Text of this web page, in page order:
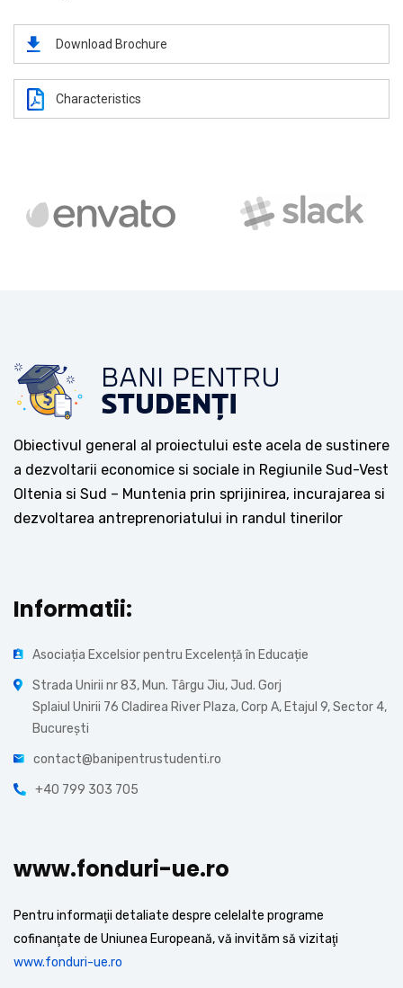
Download Brochure
Characteristics
Obiectivul general al proiectului este acela de sustinere
a dezvoltarii economice si sociale in Regiunile Sud-Vest
Oltenia si Sud – Muntenia prin sprijinirea, incurajarea si
dezvoltarea antreprenoriatului in randul tinerilor
Informatii:
Asociația Excelsior pentru Excelență în Educație
Strada Unirii nr 83, Mun. Târgu Jiu, Jud. Gorj
Splaiul Unirii 76 Cladirea River Plaza, Corp A, Etajul 9, Sector 4,
București
contact@banipentrustudenti.ro
+40 799 303 705
www.fonduri-ue.ro
Pentru informaţii detaliate despre celelalte programe
cofinanţate de Uniunea Europeană, vă invităm să vizitaţi
www.fonduri-ue.ro